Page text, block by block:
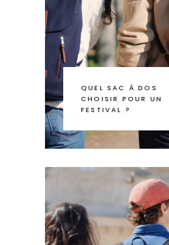
QUEL SAC À DOS
CHOISIR POUR UN
FESTIVAL ?